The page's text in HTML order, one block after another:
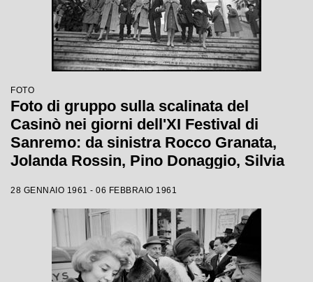
FOTO
Foto di gruppo sulla scalinata del
Casinò nei giorni dell'XI Festival di
Sanremo: da sinistra Rocco Granata,
Jolanda Rossin, Pino Donaggio, Silvia
Renis e Betty Curtis
28 GENNAIO 1961 - 06 FEBBRAIO 1961